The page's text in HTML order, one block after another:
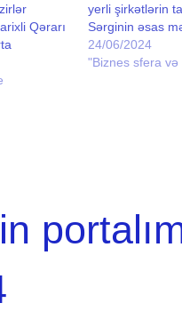
Qərarı
elm,
yerli şirkətlərin
Sərginin əsas
şirkətlərinin
onlar üçün yeni
24/06/2024
"Biznes sfera